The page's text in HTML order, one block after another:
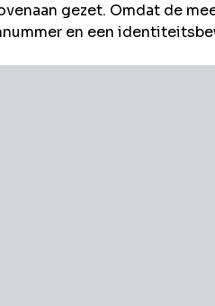
gezet. Omdat de
en een